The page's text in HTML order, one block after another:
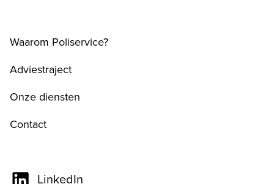
Waarom Poliservice?
Adviestraject
Onze diensten
Contact
LinkedIn